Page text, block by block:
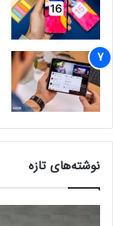
نوشته‌های تازه